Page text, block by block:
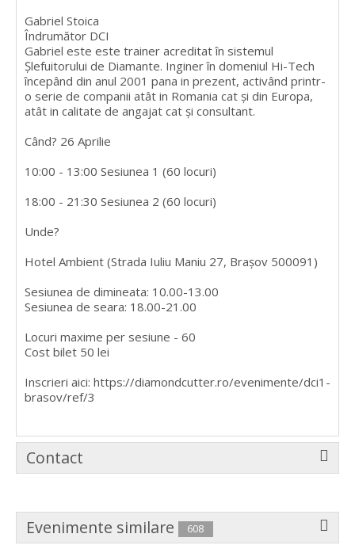
Gabriel Stoica
Îndrumător DCI
Gabriel este este trainer acreditat în sistemul
Șlefuitorului de Diamante. Inginer în domeniul Hi-Tech
începând din anul 2001 pana in prezent, activând printr-
o serie de companii atât in Romania cat și din Europa,
atât in calitate de angajat cat și consultant.
Când? 26 Aprilie
10:00 - 13:00 Sesiunea 1 (60 locuri)
18:00 - 21:30 Sesiunea 2 (60 locuri)
Unde?
Hotel Ambient (Strada Iuliu Maniu 27, Brașov 500091)
Sesiunea de dimineata: 10.00-13.00
Sesiunea de seara: 18.00-21.00
Locuri maxime per sesiune - 60
Cost bilet 50 lei
Inscrieri aici: https://diamondcutter.ro/evenimente/dci1-
brasov/ref/3
Contact
Evenimente similare 608